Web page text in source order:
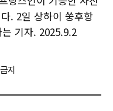
. 2일 상하이 쑹후항
기자. 2025.9.2
지